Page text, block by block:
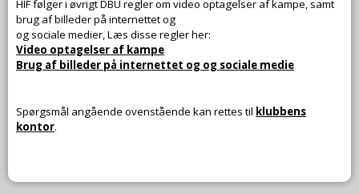
HIF følger i øvrigt DBU regler om video optagelser af kampe, samt
brug af billeder på internettet og
og sociale medier, Læs disse regler her:
Video optagelser af kampe
Brug af billeder på internettet og og sociale medie
Spørgsmål angående ovenstående kan rettes til klubbens
kontor.